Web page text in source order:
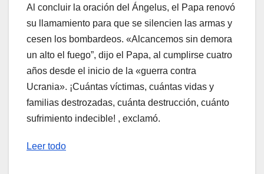
Al concluir la oración del Ángelus, el Papa renovó
su llamamiento para que se silencien las armas y
cesen los bombardeos. «Alcancemos sin demora
un alto el fuego”, dijo el Papa, al cumplirse cuatro
años desde el inicio de la «guerra contra
Ucrania». ¡Cuántas víctimas, cuántas vidas y
familias destrozadas, cuánta destrucción, cuánto
sufrimiento indecible! , exclamó.
Leer todo